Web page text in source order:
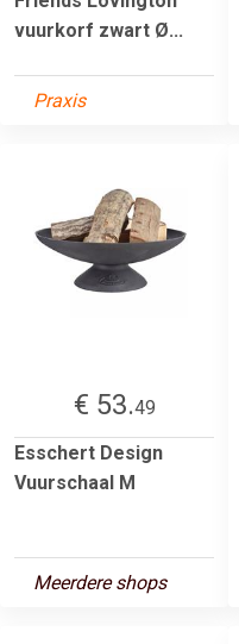
vuurkorf zwart Ø...
Praxis
€ 53.49
Esschert Design
Vuurschaal M
Meerdere shops